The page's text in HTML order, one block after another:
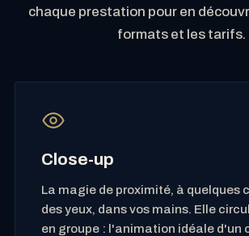
chaque prestation pour en
formats et les tarifs.
Close-up
La magie de proximité, à quelques
des yeux, dans vos mains. Elle
en groupe : l'animation idéale d'un